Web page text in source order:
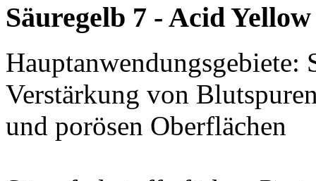
Säuregelb 7 - Acid
Hauptanwendungsgebiete:
Verstärkung von
und porösen Oberflächen